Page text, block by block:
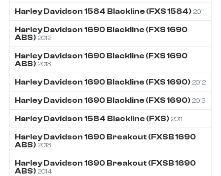
Harley Davidson 1584 Blackline (FXS 1584) 2011
Harley Davidson 1690 Blackline (FXS 1690
ABS) 2012
Harley Davidson 1690 Blackline (FXS 1690
ABS) 2013
Harley Davidson 1690 Blackline (FXS 1690) 2012
Harley Davidson 1690 Blackline (FXS 1690) 2013
Harley Davidson 1584 Blackline (FXS) 2011
Harley Davidson 1690 Breakout (FXSB 1690
ABS) 2013
Harley Davidson 1690 Breakout (FXSB 1690
ABS) 2014